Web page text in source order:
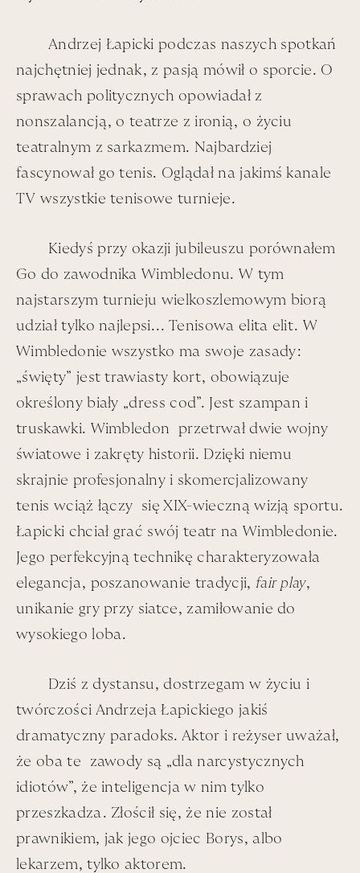
Pod Prof. Bardinim, w dół - od prawej, do lewej: Tadeusz Konwicki - Autor,
Dziewoński – Wykrzyknik ! Towarzyski; Dr. Irena Dziewońska – Doktor
Pediatra rozwydrzonej inteligenckiej dzieciarni, i nie tylko; Andrzej Łapicki –
Solenizant Dzisiejszy; Danka Konwicka – Ilustratorka Wybitna; Zofia
Łapicka – Arcy Rywalka Tadeusza K. w sprawach Jolek – ** rodzaju
Łapa Wirtualny –
Muzy i Muzea
À propos Towarzystwa/ komputerów i wynikających z
nich hybryd – już, przeraża mnie opcja – czyhadełka AI.
Tego że, za jakiś czas – nieokreślony, a coraz bliższy –
komputer przemówi głosem naszych przodków,
Prosiłabym bardzo – jednak nie.
komputerowo-jutrzejszą a zatrzaśnięciem gabloty,
dajmy na to, mahoniowej.
Dane było mi przejście się, z Łapą właśnie, po kilku
wystawach – udanych – jak przystało – już pół dekady,
Była ta – w Warszawskim Muzeum Polin: tematyka ’68.
roku – mnóstwo kadrów z „Jak daleko stąd, jak blisko”.
Andrzej Łapicki podczas naszych spotkań
najchętniej jednak, z pasją mówił o sporcie. O
sprawach politycznych opowiadał z
nonszalancją, o teatrze z ironią, o życiu
teatralnym z sarkazmem. Najbardziej
fascynował go tenis. Oglądał na jakimś kanale
TV wszystkie tenisowe turnieje.
Kiedyś przy okazji jubileuszu porównałem
Go do zawodnika Wimbledonu. W tym
najstarszym turnieju wielkoszlemowym biorą
udział tylko najlepsi... Tenisowa elita elit. W
Wimbledonie wszystko ma swoje zasady:
„święty” jest trawiasty kort, obowiązuje
określony biały „dress cod”. Jest szampan i
truskawki. Wimbledon przetrwał dwie wojny
światowe i zakręty historii. Dzięki niemu
skrajnie profesjonalny i skomercjalizowany
tenis wciąż łączy się XIX-wieczną wizją sportu.
Łapicki chciał grać swój teatr na Wimbledonie.
Jego perfekcyjną technikę charakteryzowała
elegancja, poszanowanie tradycji, fair play,
unikanie gry przy siatce, zamiłowanie do
wysokiego loba.
Dziś z dystansu, dostrzegam w życiu i
twórczości Andrzeja Łapickiego jakiś
dramatyczny paradoks. Aktor i reżyser uważał,
że oba te zawody są „dla narcystycznych
idiotów”, że inteligencja w nim tylko
przeszkadza. Złościł się, że nie został
prawnikiem, jak jego ojciec Borys, albo
lekarzem, tylko aktorem.